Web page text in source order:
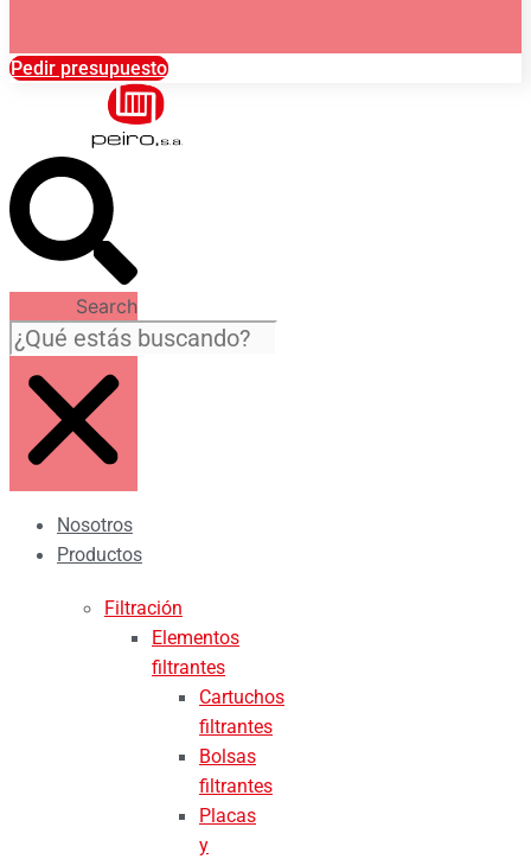
Pedir presupuesto
Search
Nosotros
Productos
Filtración
Elementos
filtrantes
Cartuchos
filtrantes
Bolsas
filtrantes
Placas
y